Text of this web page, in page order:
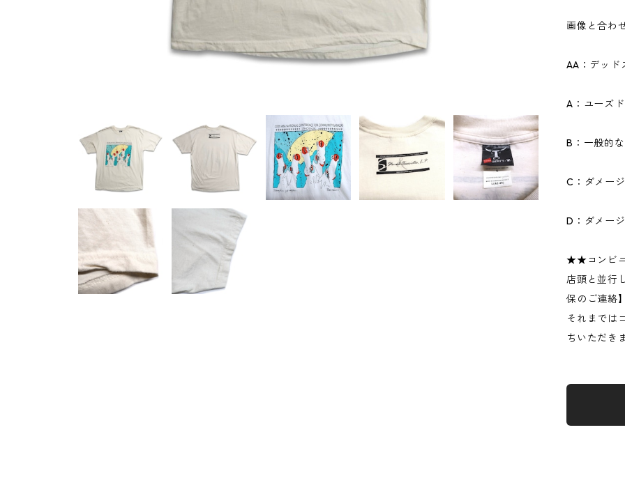
画像と合わ
AA：デッド
A：ユーズ
B：一般的
C：ダメー
D：ダメー
★★コンビ
店頭と並行
保のご連絡
それまでは
ちいただき